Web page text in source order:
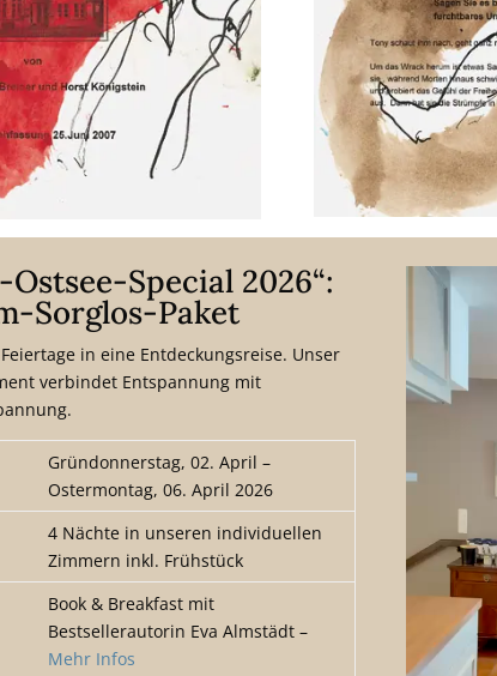
Ostsee-Special 2026“:
Sorglos-Paket
in eine Entdeckungsreise. Unser
verbindet Entspannung mit
Gründonnerstag, 02. April –
Ostermontag, 06. April 2026
4 Nächte in unseren individuellen
Zimmern inkl. Frühstück
Book & Breakfast mit
Bestsellerautorin Eva Almstädt –
Mehr Infos